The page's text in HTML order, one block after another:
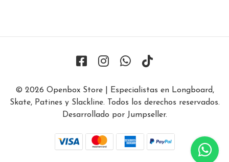
© 2026 Openbox Store | Especialistas en Longboard,
Skate, Patines y Slackline. Todos los derechos reservados.
Desarrollado por Jumpseller.